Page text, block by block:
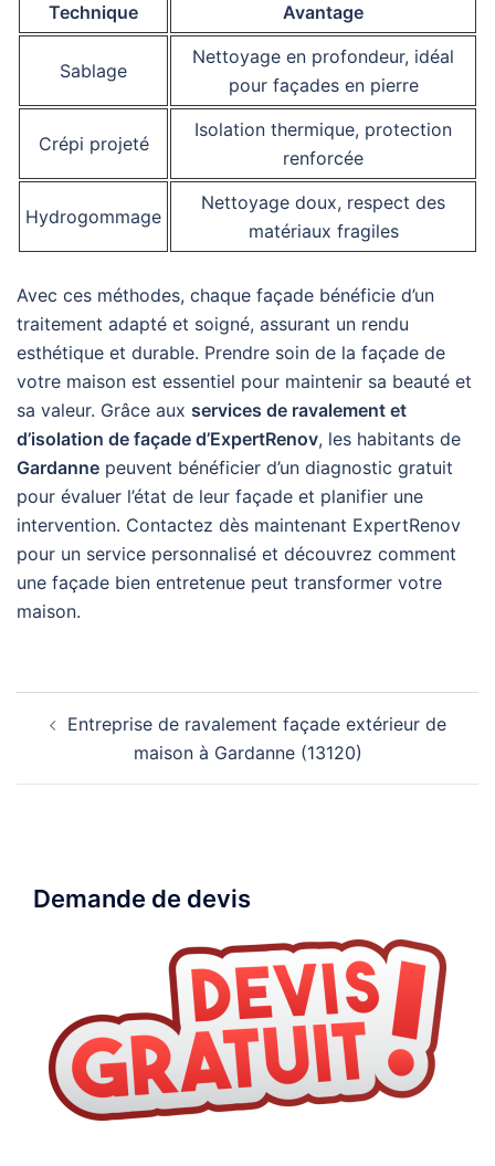
Technique Avantage
Sablage
Nettoyage en profondeur, idéal
pour façades en pierre
Crépi projeté
Isolation thermique, protection
renforcée
Hydrogommage
Nettoyage doux, respect des
matériaux fragiles
Avec ces méthodes, chaque façade bénéficie d’un
traitement adapté et soigné, assurant un rendu
esthétique et durable. Prendre soin de la façade de
votre maison est essentiel pour maintenir sa beauté et
sa valeur. Grâce aux services de ravalement et
d’isolation de façade d’ExpertRenov, les habitants de
Gardanne peuvent bénéficier d’un diagnostic gratuit
pour évaluer l’état de leur façade et planifier une
intervention. Contactez dès maintenant ExpertRenov
pour un service personnalisé et découvrez comment
une façade bien entretenue peut transformer votre
maison.
d’article
Entreprise de ravalement façade extérieur de
maison à Gardanne (13120)
Demande de devis